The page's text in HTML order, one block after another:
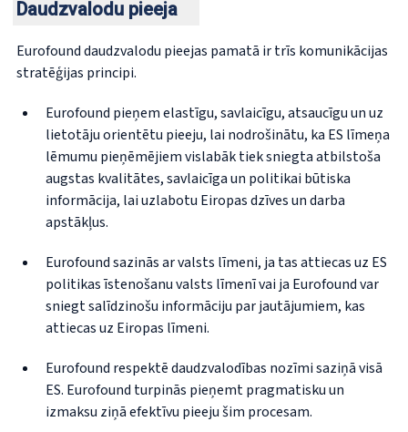
Daudzvalodu pieeja
Eurofound daudzvalodu pieejas pamatā ir trīs komunikācijas
stratēģijas principi.
Eurofound pieņem elastīgu, savlaicīgu, atsaucīgu un uz
lietotāju orientētu pieeju, lai nodrošinātu, ka ES līmeņa
lēmumu pieņēmējiem vislabāk tiek sniegta atbilstoša
augstas kvalitātes, savlaicīga un politikai būtiska
informācija, lai uzlabotu Eiropas dzīves un darba
apstākļus.
Eurofound sazinās ar valsts līmeni, ja tas attiecas uz ES
politikas īstenošanu valsts līmenī vai ja Eurofound var
sniegt salīdzinošu informāciju par jautājumiem, kas
attiecas uz Eiropas līmeni.
Eurofound respektē daudzvalodības nozīmi saziņā visā
ES. Eurofound turpinās pieņemt pragmatisku un
izmaksu ziņā efektīvu pieeju šim procesam.